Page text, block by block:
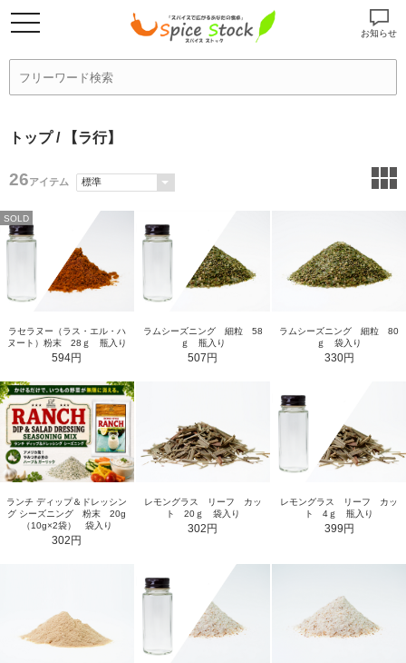
お知らせ
トップ/ 【ラ行】
26アイテム
SOLD
ラセラヌー（ラス・エル・ハ
ヌート）粉末 28ｇ 瓶入り
594円
ラムシーズニング 細粒 58
ｇ 瓶入り
507円
ラムシーズニング 細粒 80
ｇ 袋入り
330円
ランチ ディップ＆ドレッシン
グ シーズニング 粉末 20g
（10g×2袋） 袋入り
302円
レモングラス リーフ カッ
ト 20ｇ 袋入り
302円
レモングラス リーフ カッ
ト 4ｇ 瓶入り
399円